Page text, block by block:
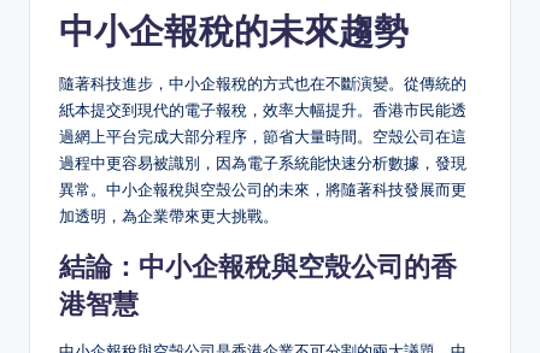
中小企報稅的未來趨勢
隨著科技進步，中小企報稅的方式也在不斷演變。從傳統的
紙本提交到現代的電子報稅，效率大幅提升。香港市民能透
過網上平台完成大部分程序，節省大量時間。空殼公司在這
過程中更容易被識別，因為電子系統能快速分析數據，發現
異常。中小企報稅與空殼公司的未來，將隨著科技發展而更
加透明，為企業帶來更大挑戰。
結論：中小企報稅與空殼公司的香
港智慧